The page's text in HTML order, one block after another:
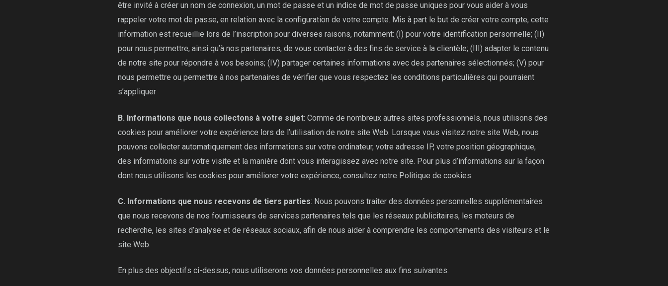
être invité à créer un nom de connexion, un mot de passe et un indice de mot de passe uniques pour vous aider à vous
rappeler votre mot de passe, en relation avec la configuration de votre compte. Mis à part le but de créer votre compte, cette
information est recueillie lors de l’inscription pour diverses raisons, notamment: (I) pour votre identification personnelle; (II)
pour nous permettre, ainsi qu’à nos partenaires, de vous contacter à des fins de service à la clientèle; (III) adapter le contenu
de notre site pour répondre à vos besoins; (IV) partager certaines informations avec des partenaires sélectionnés; (V) pour
nous permettre ou permettre à nos partenaires de vérifier que vous respectez les conditions particulières qui pourraient
s’appliquer
B. Informations que nous collectons à votre sujet: Comme de nombreux autres sites professionnels, nous utilisons des
cookies pour améliorer votre expérience lors de l’utilisation de notre site Web. Lorsque vous visitez notre site Web, nous
pouvons collecter automatiquement des informations sur votre ordinateur, votre adresse IP, votre position géographique,
des informations sur votre visite et la manière dont vous interagissez avec notre site. Pour plus d’informations sur la façon
dont nous utilisons les cookies pour améliorer votre expérience, consultez notre Politique de cookies
C. Informations que nous recevons de tiers parties: Nous pouvons traiter des données personnelles supplémentaires
que nous recevons de nos fournisseurs de services partenaires tels que les réseaux publicitaires, les moteurs de
recherche, les sites d’analyse et de réseaux sociaux, afin de nous aider à comprendre les comportements des visiteurs et le
site Web.
En plus des objectifs ci-dessus, nous utiliserons vos données personnelles aux fins suivantes.